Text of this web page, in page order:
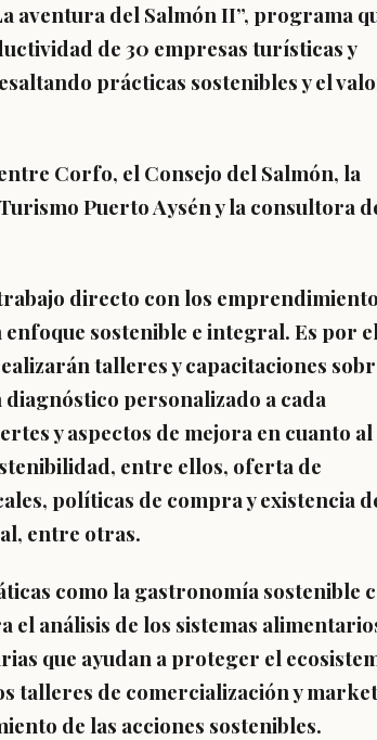
aventura del Salmón II”, programa
de 30 empresas turísticas y
prácticas sostenibles y el
Corfo, el Consejo del Salmón, la
Puerto Aysén y la consultora
directo con los
sostenible e integral. Es por
talleres y capacitaciones
personalizado a cada
y aspectos de mejora en cuanto al
entre ellos, oferta de
políticas de compra y existencia
entre otras.
como la gastronomía sostenible
el análisis de los sistemas
que ayudan a proteger el
talleres de comercialización y
de las acciones sostenibles.